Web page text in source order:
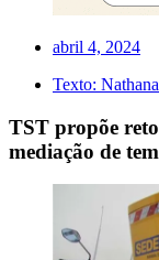
abril 4, 2024
Texto:
TST propõe
mediação de